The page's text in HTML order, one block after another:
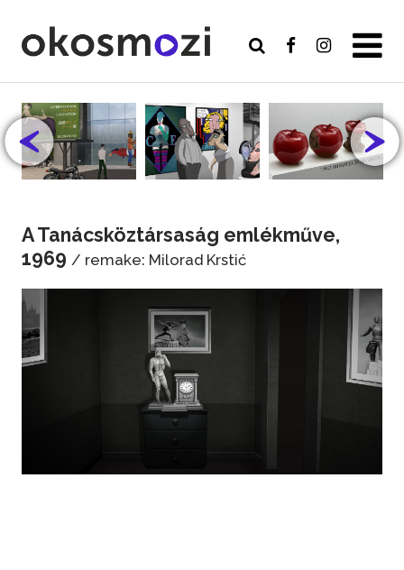
A Tanácsköztársaság emlékműve,
1969 / remake: Milorad Krstić